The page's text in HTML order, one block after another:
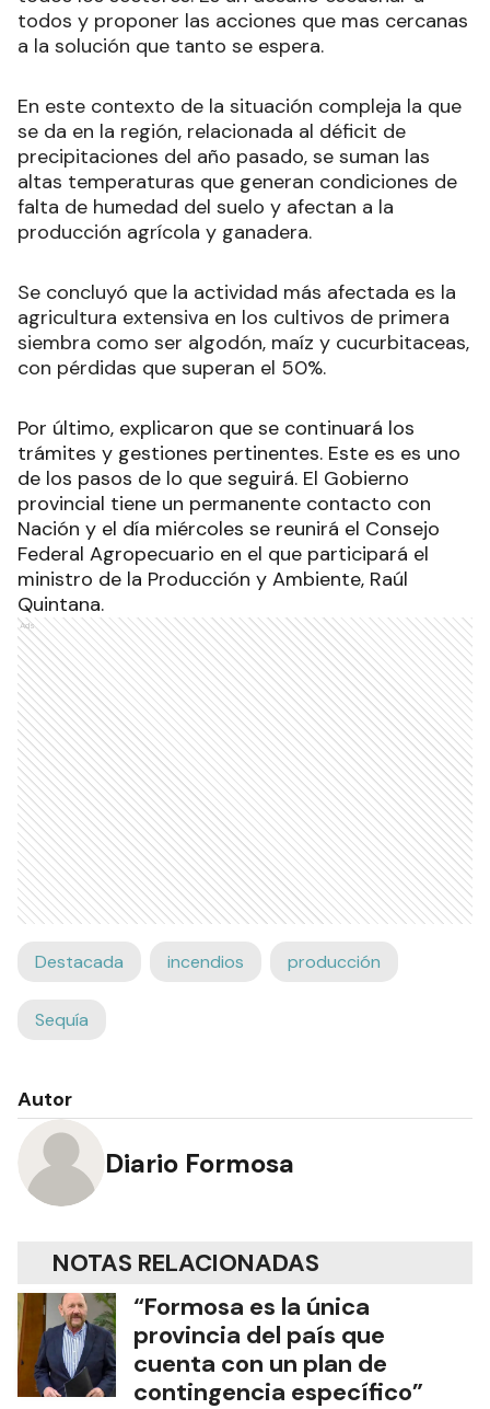
todos y proponer las acciones que mas cercanas
a la solución que tanto se espera.
En este contexto de la situación compleja la que
se da en la región, relacionada al déficit de
precipitaciones del año pasado, se suman las
altas temperaturas que generan condiciones de
falta de humedad del suelo y afectan a la
producción agrícola y ganadera.
Se concluyó que la actividad más afectada es la
agricultura extensiva en los cultivos de primera
siembra como ser algodón, maíz y cucurbitaceas,
con pérdidas que superan el 50%.
Por último, explicaron que se continuará los
trámites y gestiones pertinentes. Este es es uno
de los pasos de lo que seguirá. El Gobierno
provincial tiene un permanente contacto con
Nación y el día miércoles se reunirá el Consejo
Federal Agropecuario en el que participará el
ministro de la Producción y Ambiente, Raúl
Quintana.
Ads
Destacada incendios producción
Sequía
Autor
Diario Formosa
NOTAS RELACIONADAS
“Formosa es la única
provincia del país que
cuenta con un plan de
contingencia específico”